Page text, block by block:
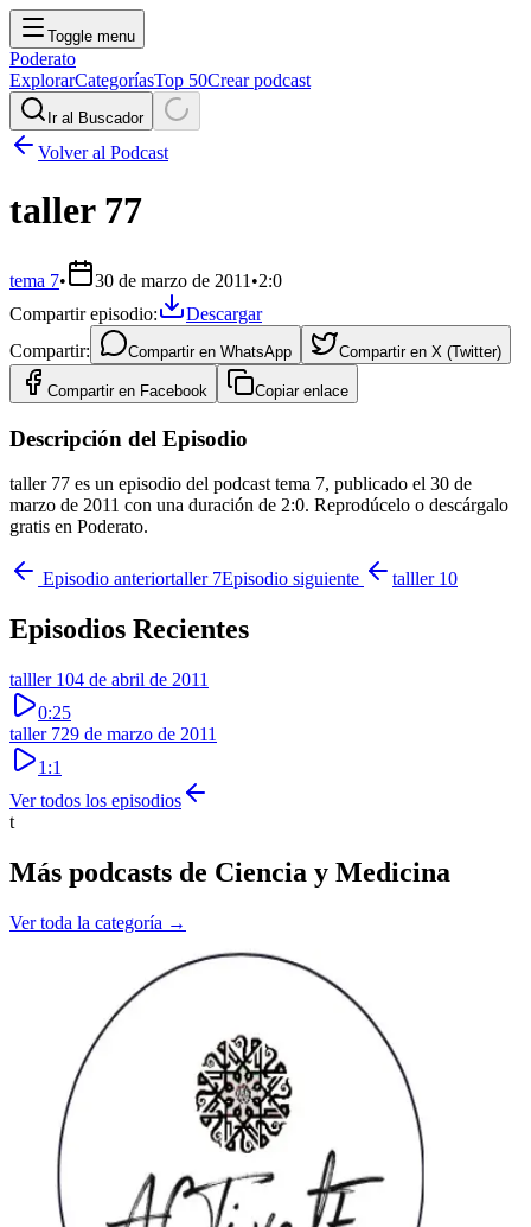
Toggle menu
Poderato
ExplorarCategoríasTop 50Crear podcast
Ir al Buscador
Volver al Podcast
taller 77
tema 7• 30 de marzo de 2011 •2:0
Compartir episodio:
Descargar
Compartir:
Compartir en WhatsApp Compartir en X (Twitter)
Compartir en Facebook Copiar enlace
Descripción del Episodio
taller 77 es un episodio del podcast tema 7, publicado el 30 de
marzo de 2011 con una duración de 2:0. Reprodúcelo o descárgalo
gratis en Poderato.
Episodio anteriortaller 7Episodio siguiente talller 10
Episodios Recientes
talller 104 de abril de 2011
0:25
taller 729 de marzo de 2011
1:1
Ver todos los episodios
t
Más podcasts de Ciencia y Medicina
Ver toda la categoría →